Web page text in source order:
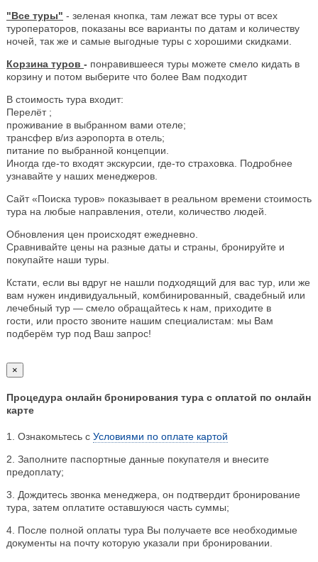
"Все туры" - зеленая кнопка, там лежат все туры от всех
туроператоров, показаны все варианты по датам и количеству
ночей, так же и самые выгодные туры с хорошими скидками.
Корзина туров - понравившееся туры можете смело кидать в
корзину и потом выберите что более Вам подходит
В стоимость тура входит:
Перелёт ;
проживание в выбранном вами отеле;
трансфер в/из аэропорта в отель;
питание по выбранной концепции.
Иногда где-то входят экскурсии, где-то страховка. Подробнее
узнавайте у наших менеджеров.
Сайт «Поиска туров» показывает в реальном времени стоимость
тура на любые направления, отели, количество людей.
Обновления цен происходят ежедневно.
Сравнивайте цены на разные даты и страны, бронируйте и
покупайте наши туры.
Кстати, если вы вдруг не нашли подходящий для вас тур, или же
вам нужен индивидуальный, комбинированный, свадебный или
лечебный тур — смело обращайтесь к нам, приходите в
гости, или просто звоните нашим специалистам: мы Вам
подберём тур под Ваш запрос!
×
Процедура онлайн бронирования тура с оплатой по онлайн
карте
1. Ознакомьтесь с Условиями по оплате картой
2. Заполните паспортные данные покупателя и внесите
предоплату;
3. Дождитесь звонка менеджера, он подтвердит бронирование
тура, затем оплатите оставшуюся часть суммы;
4. После полной оплаты тура Вы получаете все необходимые
документы на почту которую указали при бронировании.